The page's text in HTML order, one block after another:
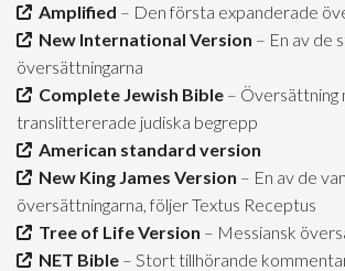
Amplified – Den första expanderade
New International Version – En av de
översättningarna
Complete Jewish Bible – Översättning
translittererade judiska begrepp
American standard version
New King James Version – En av de
översättningarna, följer Textus Receptus
Tree of Life Version – Messiansk
NET Bible – Stort tillhörande